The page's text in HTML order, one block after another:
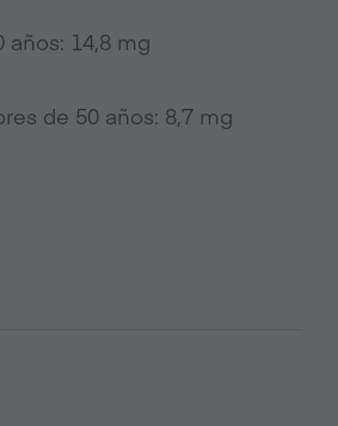
años: 14,8 mg
de 50 años: 8,7 mg